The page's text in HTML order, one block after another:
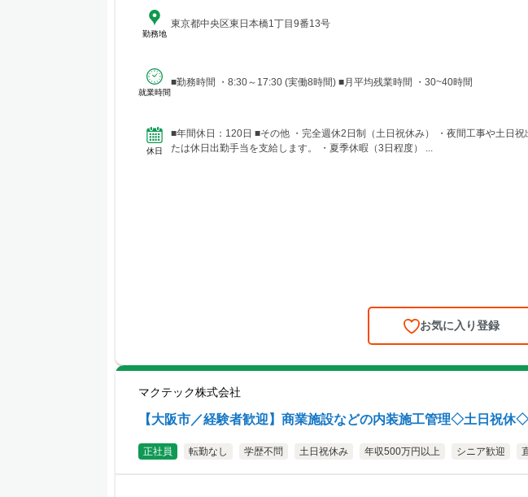
勤務地
東京都中央区東日本橋1丁目9番13号
就業時間
■勤務時間 ・8:30～17:30 (実働8時間) ■月平均残業時間 ・30~40時間
休日
■年間休日：120日 ■その他 ・完全週休2日制（土日祝休み） ・夜間工事や土日祝出勤の場合は、平日に振替休暇を取得、ま
たは休日出勤手当を支給します。 ・夏季休暇（3日程度） ...
お気に入り登録
マクテック株式会社
【大阪市／経験者歓迎】商業施設などの内装施工管理◇土日祝
正社員 転勤なし 学歴不問 土日祝休み 年収500万円以上 シニア歓迎